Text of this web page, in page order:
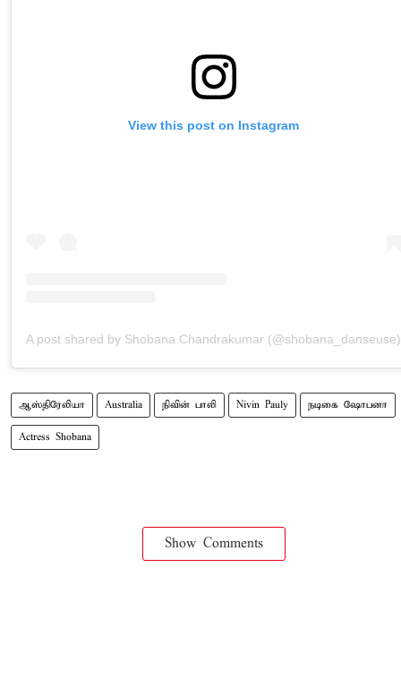
View this post on Instagram
A post shared by Shobana Chandrakumar (@shobana_danseuse)
ஆஸ்திரேலியா Australia நிவின் பாலி Nivin Pauly நடிகை ஷோபனா
Actress Shobana
Show Comments